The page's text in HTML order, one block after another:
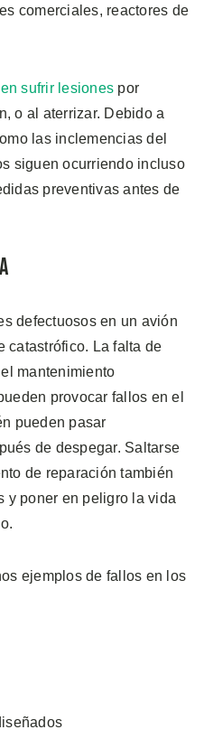
comerciales, reactores de
sufrir lesiones por
o al aterrizar. Debido a
las inclemencias del
siguen ocurriendo incluso
preventivas antes de
defectuosos en un avión
catastrófico. La falta de
mantenimiento
provocar fallos en el
pueden pasar
de despegar. Saltarse
de reparación también
y poner en peligro la vida
ejemplos de fallos en los